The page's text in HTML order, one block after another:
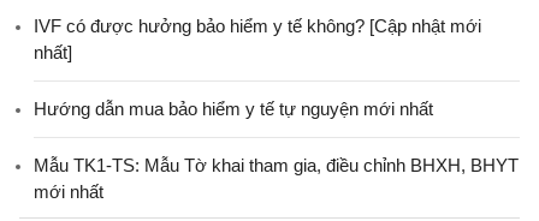
IVF có được hưởng bảo hiểm y tế không? [Cập nhật mới
nhất]
Hướng dẫn mua bảo hiểm y tế tự nguyện mới nhất
Mẫu TK1-TS: Mẫu Tờ khai tham gia, điều chỉnh BHXH, BHYT
mới nhất